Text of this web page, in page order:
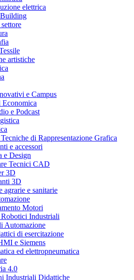
elettrica
artistiche
e Campus
e Podcast
di Rappresentazione Grafica
e accessori
e Design
Tecnici CAD
3D
3D
agrarie e sanitarie
Motori
Industriali
Automazione
di esercitazione
e Siemens
ed elettropneumatica
4.0
Industriali Didattiche